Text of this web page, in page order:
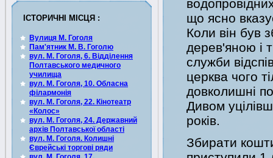
ІСТОРИЧНІ МІСЦЯ :
Вулиця М. Гоголя
Пам'ятник М. В. Гоголю
вул. М. Гоголя, 6. Відділення
Полтавського медичного
училища
вул. М. Гоголя, 10. Обласна
філармонія
вул. М. Гоголя, 22. Кінотеатр
«Колос»
вул. М. Гоголя, 24. Державний
архів Полтавської області
вул. М. Гоголя. Колишні
Єврейські торгові ряди
що ясно
Коли він був
дерев'яною і
служби
церква чого
довколишні
Дивом
років.
Збирати